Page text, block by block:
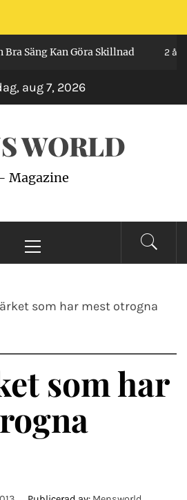
Kan Göra Skillnad 2 år sedan
aug 7, 2026
WORLD
Magazine
meny
som har mest otrogna
som har